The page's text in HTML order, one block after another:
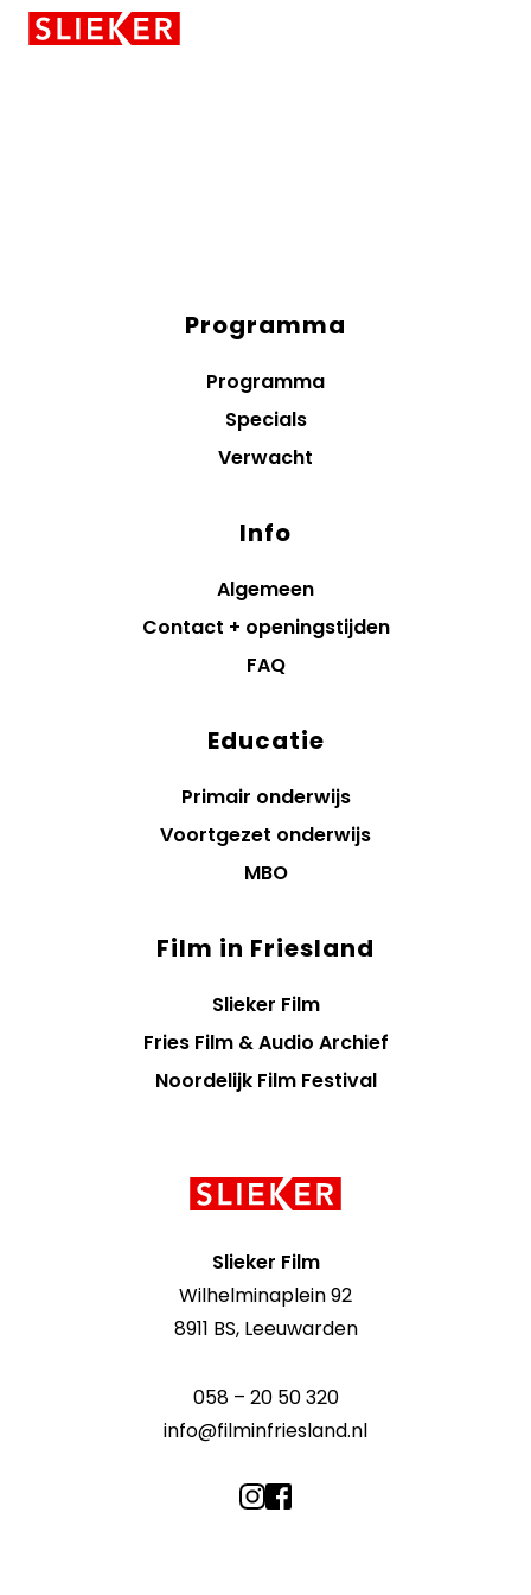
Skiplinks
Programma
Programma
Specials
Verwacht
Info
Algemeen
Contact + openingstijden
FAQ
Educatie
Primair onderwijs
Voortgezet onderwijs
MBO
Film in Friesland
Slieker Film
Fries Film & Audio Archief
Noordelijk Film Festival
Slieker Film
Wilhelminaplein 92
8911 BS, Leeuwarden
058 – 20 50 320
info@filminfriesland.nl